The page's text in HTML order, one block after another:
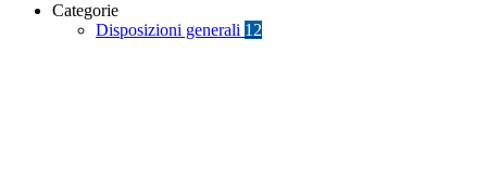
Categorie
Disposizioni generali 12